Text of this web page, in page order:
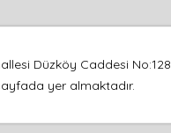
Düzköy Caddesi No:128
yer almaktadır.